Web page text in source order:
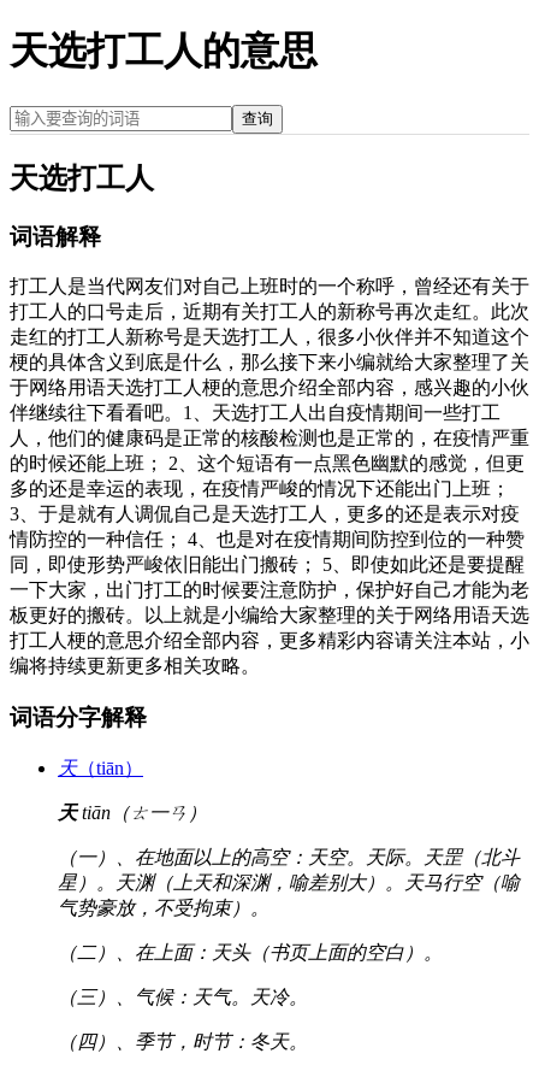
天选打工人的意思
查询
天选打工人
词语解释
打工人是当代网友们对自己上班时的一个称呼，曾经还有关于
打工人的口号走后，近期有关打工人的新称号再次走红。此次
走红的打工人新称号是天选打工人，很多小伙伴并不知道这个
梗的具体含义到底是什么，那么接下来小编就给大家整理了关
于网络用语天选打工人梗的意思介绍全部内容，感兴趣的小伙
伴继续往下看看吧。1、天选打工人出自疫情期间一些打工
人，他们的健康码是正常的核酸检测也是正常的，在疫情严重
的时候还能上班； 2、这个短语有一点黑色幽默的感觉，但更
多的还是幸运的表现，在疫情严峻的情况下还能出门上班；
3、于是就有人调侃自己是天选打工人，更多的还是表示对疫
情防控的一种信任； 4、也是对在疫情期间防控到位的一种赞
同，即使形势严峻依旧能出门搬砖； 5、即使如此还是要提醒
一下大家，出门打工的时候要注意防护，保护好自己才能为老
板更好的搬砖。以上就是小编给大家整理的关于网络用语天选
打工人梗的意思介绍全部内容，更多精彩内容请关注本站，小
编将持续更新更多相关攻略。
词语分字解释
天（tiān）
天tiān（ㄊ一ㄢ）
（一）、在地面以上的高空：天空。天际。天罡（北斗
星）。天渊（上天和深渊，喻差别大）。天马行空（喻
气势豪放，不受拘束）。
（二）、在上面：天头（书页上面的空白）。
（三）、气候：天气。天冷。
（四）、季节，时节：冬天。